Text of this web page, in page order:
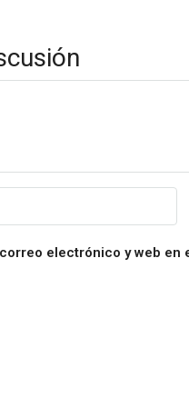
electrónico y web